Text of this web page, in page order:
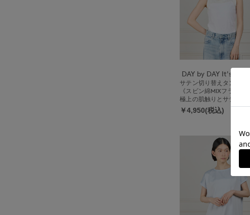
サテン切り替えタンクト
《スビン綿MIXフライス
極上の肌触りとサテンが
る上品インナー
￥4,950(税込)